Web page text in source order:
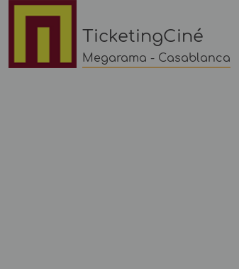
TicketingCiné
Megarama - Casablanca